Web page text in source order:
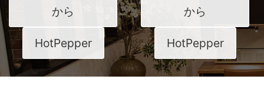
から
HotPepper
から
HotPepper